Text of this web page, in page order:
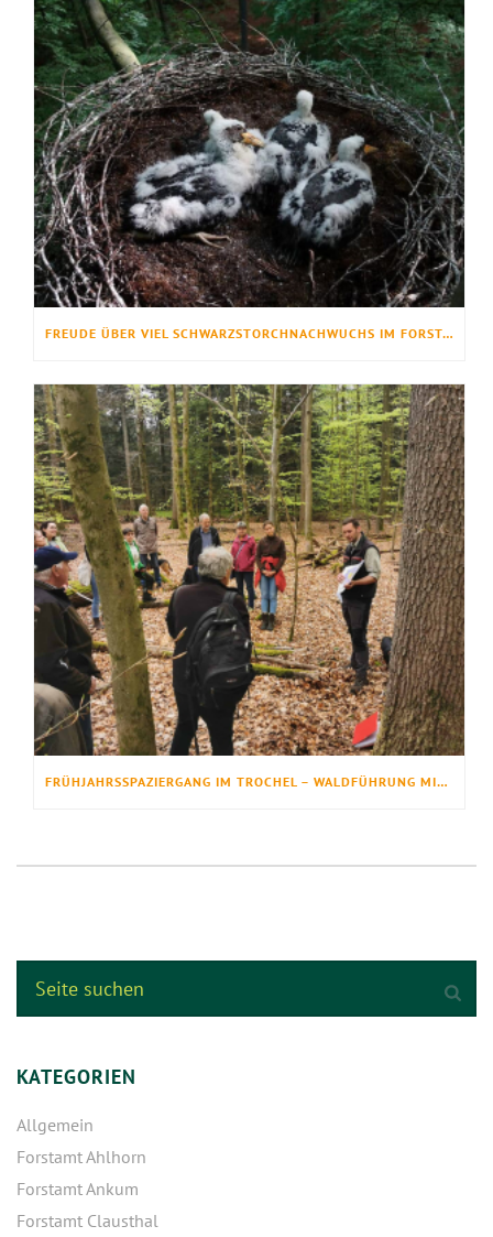
FREUDE ÜBER VIEL SCHWARZSTORCHNACHWUCHS IM FORSTAMT LIEBENBURG
FRÜHJAHRSSPAZIERGANG IM TROCHEL – WALDFÜHRUNG MIT EINBLICKEN IN GESCHICHTE, EICHENWIRTSCHAFT UND NATURSCHUTZ
KATEGORIEN
Allgemein
Forstamt Ahlhorn
Forstamt Ankum
Forstamt Clausthal